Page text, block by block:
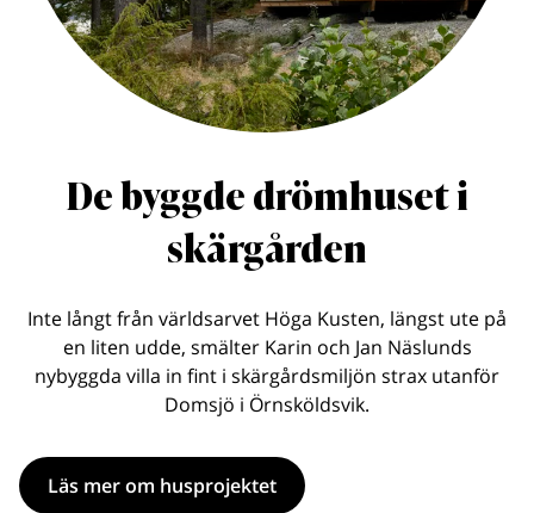
De byggde drömhuset i
skärgården
Inte långt från världsarvet Höga Kusten, längst ute på
en liten udde, smälter Karin och Jan Näslunds
nybyggda villa in fint i skärgårdsmiljön strax utanför
Domsjö i Örnsköldsvik.
Läs mer om husprojektet